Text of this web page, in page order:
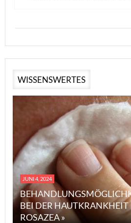
WISSENSWERTES
JUNI 4, 2024
BEI DER HAUTKRANKHEIT
ROSAZEA »